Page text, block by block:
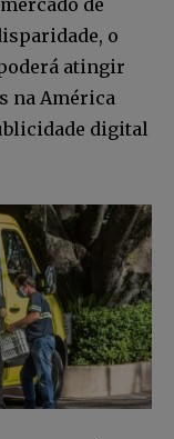
de
o
atingir
na América
digital